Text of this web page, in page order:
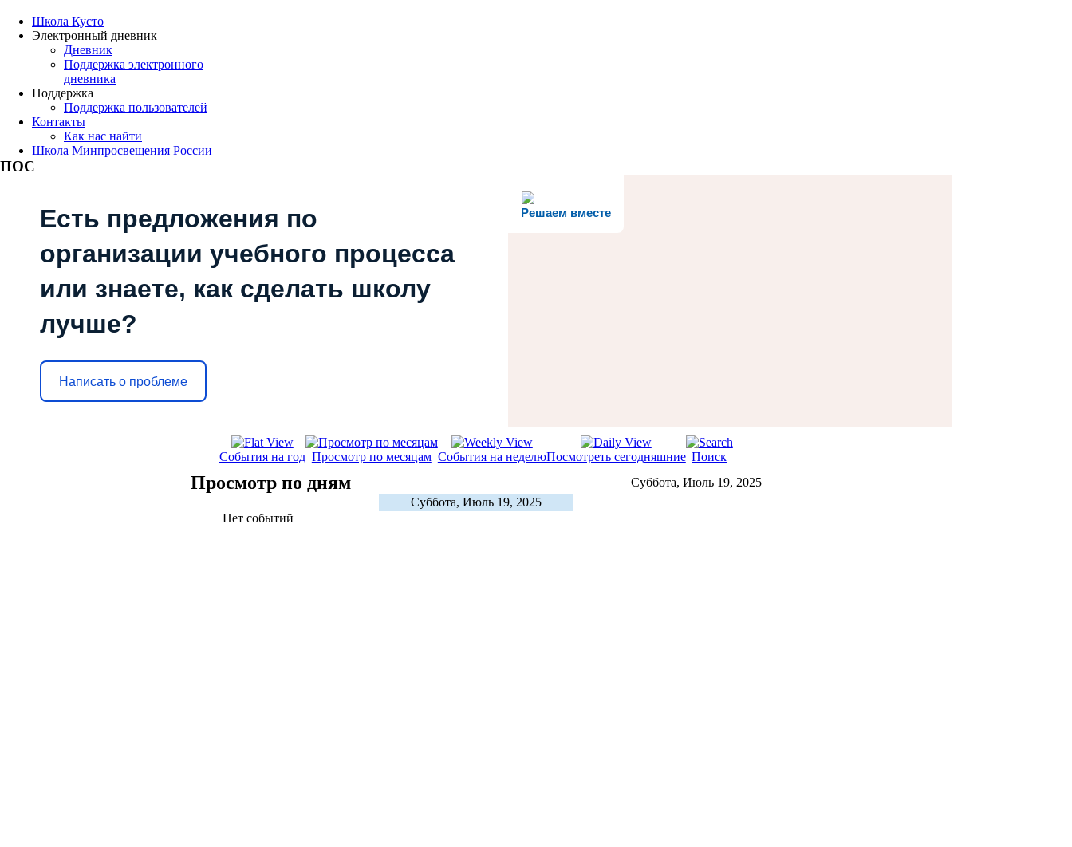
Школа Кусто
Электронный дневник
Дневник
Поддержка электронного
дневника
Поддержка
Поддержка пользователей
Контакты
Как нас найти
Школа Минпросвещения России
ПОС
Решаем вместе
Есть предложения по
организации учебного процесса
или знаете, как сделать школу
лучше?
Написать о проблеме
События на год Просмотр по месяцам События на неделюПосмотреть сегодняшние Поиск
Просмотр по дням
Суббота, Июль 19, 2025
Суббота, Июль 19, 2025
Нет событий